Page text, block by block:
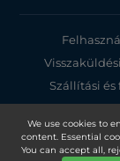
We use cookies to
content. Essential
You can accept all,
Szállítási
Copyright